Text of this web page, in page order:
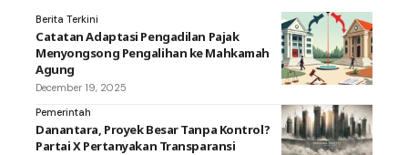
Berita Terkini
Catatan Adaptasi Pengadilan Pajak
Menyongsong Pengalihan ke Mahkamah
Agung
December 19, 2025
Pemerintah
Danantara, Proyek Besar Tanpa Kontrol?
Partai X Pertanyakan Transparansi